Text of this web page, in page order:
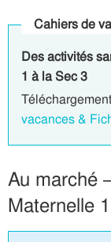
Cahiers de
Des activités
1 à la Sec 3
vacances &
Au marché
Maternelle